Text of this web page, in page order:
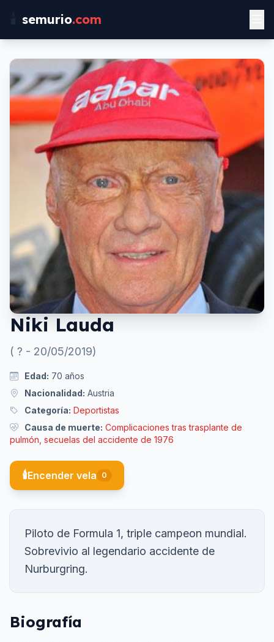
semurio.com
Niki Lauda
( ? - 20/05/2019)
Edad: 70 años
Nacionalidad: Austria
Categoría: Deportistas
Causa de muerte: Complicaciones tras trasplante de
pulmón, secuelas del accidente de 1976
🕯️Encender vela 0
Piloto de Formula 1, triple campeon mundial.
Sobrevivio al legendario accidente de
Nurburgring.
Biografía